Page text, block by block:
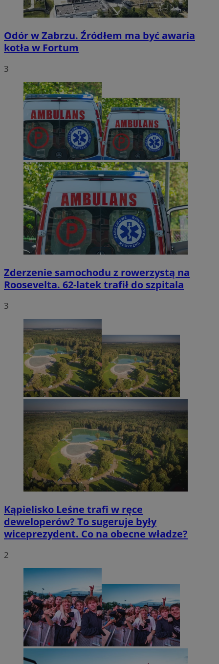
Odór w Zabrzu. Źródłem ma być awaria
kotła w Fortum
3
Zderzenie samochodu z rowerzystą na
Roosevelta. 62-latek trafił do szpitala
3
Kąpielisko Leśne trafi w ręce
deweloperów? To sugeruje były
wiceprezydent. Co na obecne władze?
2